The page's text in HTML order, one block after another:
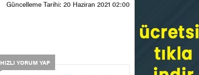
Güncelleme Tarihi: 20 Haziran 2021 02:00
HIZLI YORUM YAP